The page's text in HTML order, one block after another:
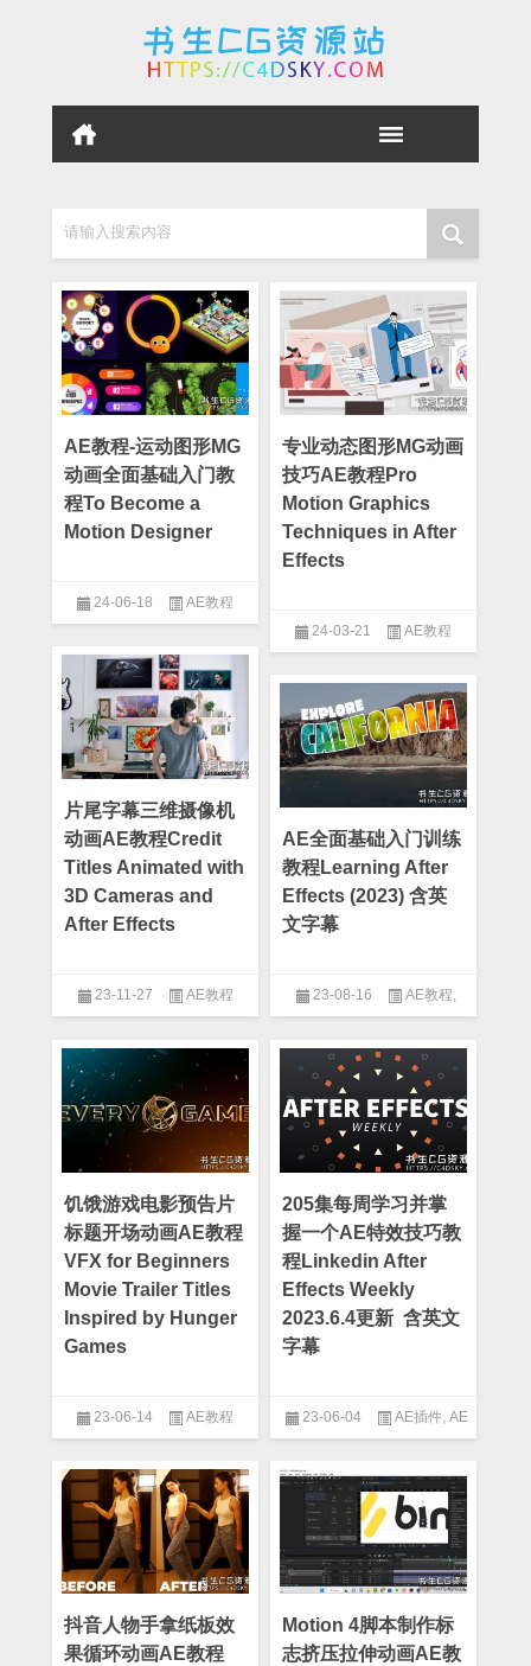
请输入搜索内容
AE教程-运动图形MG
动画全面基础入门教
程To Become a
Motion Designer
24-06-18 AE教程
专业动态图形MG动画
技巧AE教程Pro
Motion Graphics
Techniques in After
Effects
24-03-21 AE教程
片尾字幕三维摄像机
动画AE教程Credit
Titles Animated with
3D Cameras and
After Effects
23-11-27 AE教程
AE全面基础入门训练
教程Learning After
Effects (2023) 含英
文字幕
23-08-16 AE教程,
饥饿游戏电影预告片
标题开场动画AE教程
VFX for Beginners
Movie Trailer Titles
Inspired by Hunger
Games
23-06-14 AE教程
205集每周学习并掌
握一个AE特效技巧教
程Linkedin After
Effects Weekly
2023.6.4更新 含英文
字幕
23-06-04 AE插件, AE
抖音人物手拿纸板效
果循环动画AE教程
Motion 4脚本制作标
志挤压拉伸动画AE教